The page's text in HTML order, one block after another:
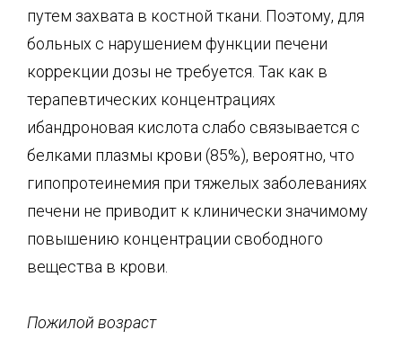
путем захвата в костной ткани. Поэтому, для
больных с нарушением функции печени
коррекции дозы не требуется. Так как в
терапевтических концентрациях
ибандроновая кислота слабо связывается с
белками плазмы крови (85%), вероятно, что
гипопротеинемия при тяжелых заболеваниях
печени не приводит к клинически значимому
повышению концентрации свободного
вещества в крови.
Пожилой возраст